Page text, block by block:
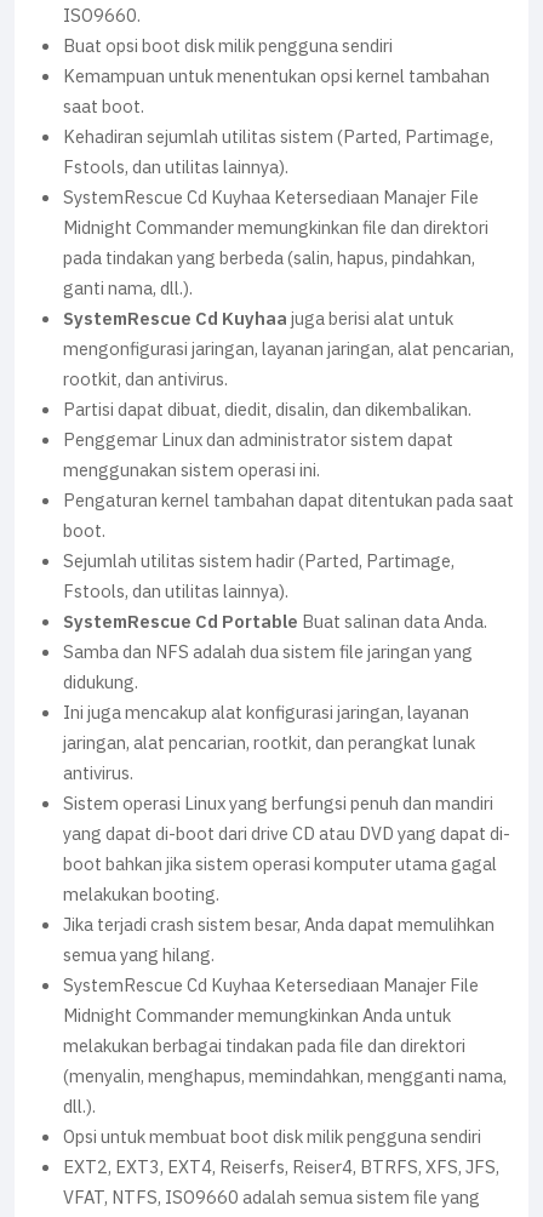
ISO9660.
Buat opsi boot disk milik pengguna sendiri
Kemampuan untuk menentukan opsi kernel tambahan
saat boot.
Kehadiran sejumlah utilitas sistem (Parted, Partimage,
Fstools, dan utilitas lainnya).
SystemRescue Cd Kuyhaa Ketersediaan Manajer File
Midnight Commander memungkinkan file dan direktori
pada tindakan yang berbeda (salin, hapus, pindahkan,
ganti nama, dll.).
SystemRescue Cd Kuyhaajuga berisi alat untuk
mengonfigurasi jaringan, layanan jaringan, alat pencarian,
rootkit, dan antivirus.
Partisi dapat dibuat, diedit, disalin, dan dikembalikan.
Penggemar Linux dan administrator sistem dapat
menggunakan sistem operasi ini.
Pengaturan kernel tambahan dapat ditentukan pada saat
boot.
Sejumlah utilitas sistem hadir (Parted, Partimage,
Fstools, dan utilitas lainnya).
SystemRescue Cd Portable Buat salinan data Anda.
Samba dan NFS adalah dua sistem file jaringan yang
didukung.
Ini juga mencakup alat konfigurasi jaringan, layanan
jaringan, alat pencarian, rootkit, dan perangkat lunak
antivirus.
Sistem operasi Linux yang berfungsi penuh dan mandiri
yang dapat di-boot dari drive CD atau DVD yang dapat di-
boot bahkan jika sistem operasi komputer utama gagal
melakukan booting.
Jika terjadi crash sistem besar, Anda dapat memulihkan
semua yang hilang.
SystemRescue Cd Kuyhaa Ketersediaan Manajer File
Midnight Commander memungkinkan Anda untuk
melakukan berbagai tindakan pada file dan direktori
(menyalin, menghapus, memindahkan, mengganti nama,
dll.).
Opsi untuk membuat boot disk milik pengguna sendiri
EXT2, EXT3, EXT4, Reiserfs, Reiser4, BTRFS, XFS, JFS,
VFAT, NTFS, ISO9660 adalah semua sistem file yang